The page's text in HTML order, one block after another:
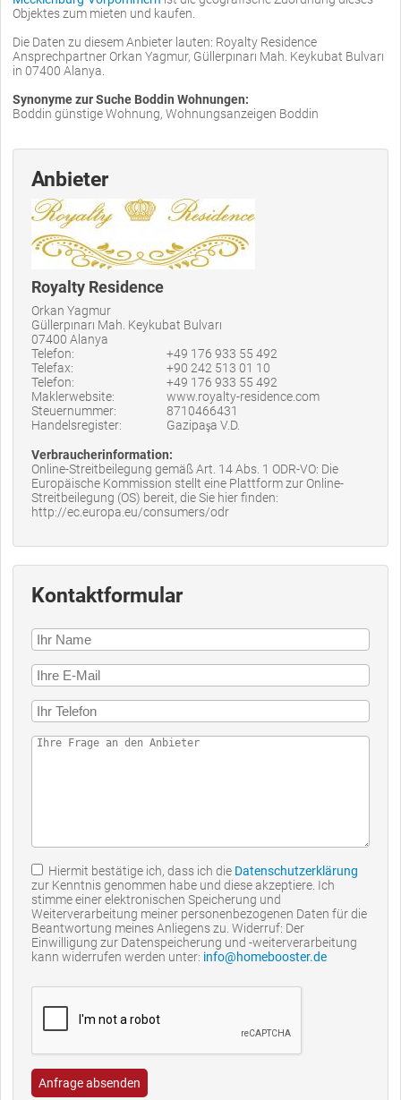
Objektes zum mieten und kaufen.
Die Daten zu diesem Anbieter lauten: Royalty Residence
Ansprechpartner Orkan Yagmur, Güllerpınarı Mah. Keykubat Bulvarı
in 07400 Alanya.
Synonyme zur Suche Boddin Wohnungen:
Boddin günstige Wohnung, Wohnungsanzeigen Boddin
Anbieter
Royalty Residence
Orkan Yagmur
Güllerpınarı Mah. Keykubat Bulvarı
07400 Alanya
Telefon:
+49 176 933 55 492
Telefax:
+90 242 513 01 10
Telefon:
+49 176 933 55 492
Maklerwebsite:
www.royalty-residence.com
Steuernummer:
8710466431
Handelsregister:
Gazipaşa V.D.
Verbraucherinformation:
Online-Streitbeilegung gemäß Art. 14 Abs. 1 ODR-VO: Die
Europäische Kommission stellt eine Plattform zur Online-
Streitbeilegung (OS) bereit, die Sie hier finden:
http://ec.europa.eu/consumers/odr
Kontaktformular
Hiermit bestätige ich, dass ich die Datenschutzerklärung
zur Kenntnis genommen habe und diese akzeptiere. Ich
stimme einer elektronischen Speicherung und
Weiterverarbeitung meiner personenbezogenen Daten für die
Beantwortung meines Anliegens zu. Widerruf: Der
Einwilligung zur Datenspeicherung und -weiterverarbeitung
kann widerrufen werden unter: info@homebooster.de
Anfrage absenden